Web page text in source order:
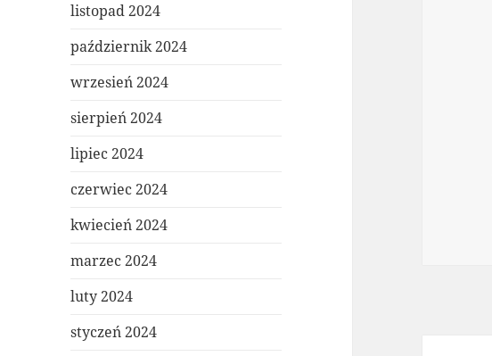
listopad 2024
październik 2024
wrzesień 2024
sierpień 2024
lipiec 2024
czerwiec 2024
kwiecień 2024
marzec 2024
luty 2024
styczeń 2024